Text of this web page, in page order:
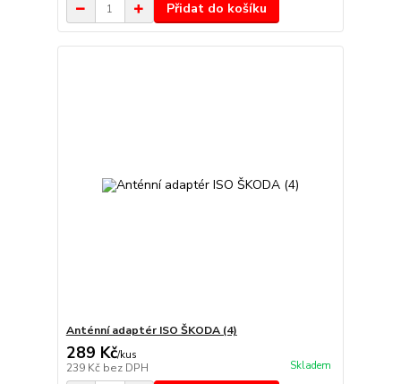
Přidat do košíku
Anténní adaptér ISO ŠKODA (4)
289 Kč/kus
239 Kč bez DPH Skladem